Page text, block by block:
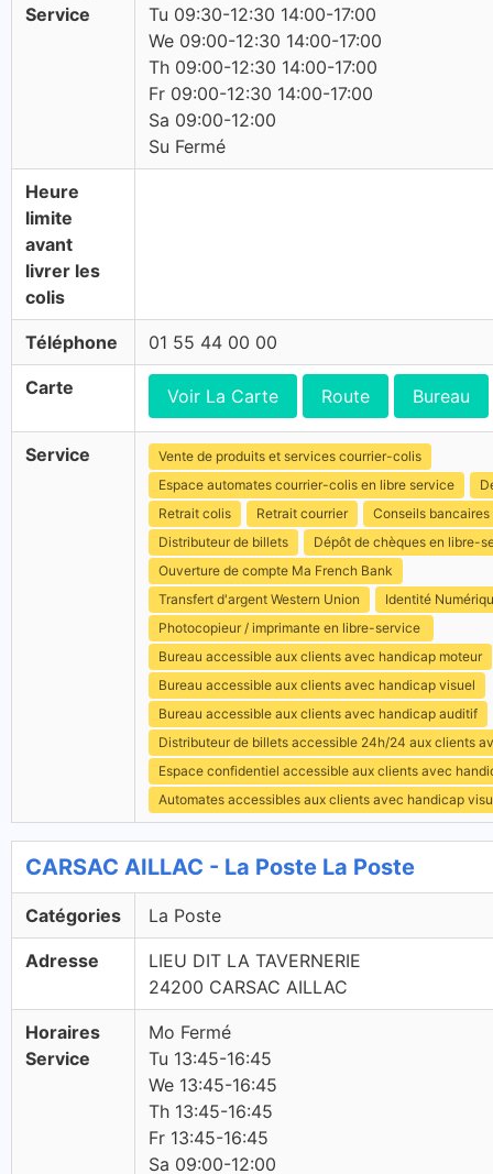
Service
Tu 09:30-12:30 14:00-17:00
We 09:00-12:30 14:00-17:00
Th 09:00-12:30 14:00-17:00
Fr 09:00-12:30 14:00-17:00
Sa 09:00-12:00
Su Fermé
Heure
limite
avant
livrer les
colis
Téléphone 01 55 44 00 00
Carte Voir La Carte Route Bureau
Service
Vente de produits et services courrier-colis
Espace automates courrier-colis en libre service
Retrait colis
Retrait courrier
Conseils bancaires
Distributeur de billets
Dépôt de chèques en libre-
Ouverture de compte Ma French Bank
Transfert d'argent Western Union
Identité
Photocopieur / imprimante en libre-service
Bureau accessible aux clients avec handicap moteur
Bureau accessible aux clients avec handicap visuel
Bureau accessible aux clients avec handicap auditif
Distributeur de billets accessible 24h/24 aux clients
Espace confidentiel accessible aux clients avec
Automates accessibles aux clients avec handicap
CARSAC AILLAC - La Poste La Poste
Catégories La Poste
Adresse
LIEU DIT LA TAVERNERIE
24200 CARSAC AILLAC
Horaires
Service
Mo Fermé
Tu 13:45-16:45
We 13:45-16:45
Th 13:45-16:45
Fr 13:45-16:45
Sa 09:00-12:00